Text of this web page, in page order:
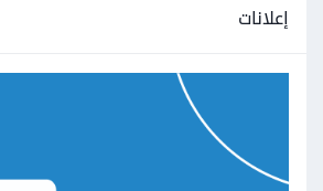
إعلانات